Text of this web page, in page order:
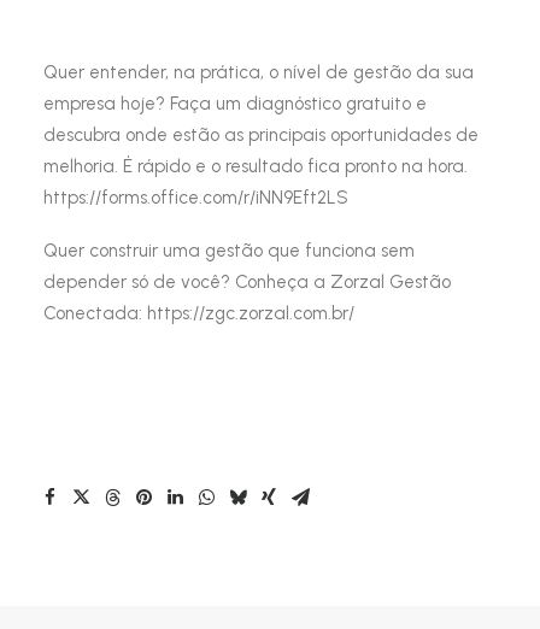
Quer entender, na prática, o nível de gestão da sua
empresa hoje? Faça um diagnóstico gratuito e
descubra onde estão as principais oportunidades de
melhoria. É rápido e o resultado fica pronto na hora.
https://forms.office.com/r/iNN9Eft2LS
Quer construir uma gestão que funciona sem
depender só de você? Conheça a Zorzal Gestão
Conectada: https://zgc.zorzal.com.br/